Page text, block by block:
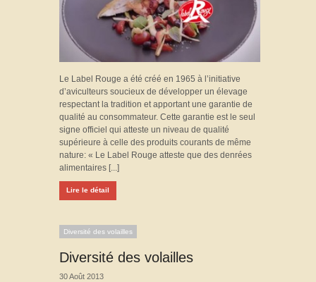
Le Label Rouge a été créé en 1965 à l’initiative
d’aviculteurs soucieux de développer un élevage
respectant la tradition et apportant une garantie de
qualité au consommateur. Cette garantie est le seul
signe officiel qui atteste un niveau de qualité
supérieure à celle des produits courants de même
nature: « Le Label Rouge atteste que des denrées
alimentaires [...]
Lire le détail
Diversité des volailles
Diversité des volailles
30 Août 2013